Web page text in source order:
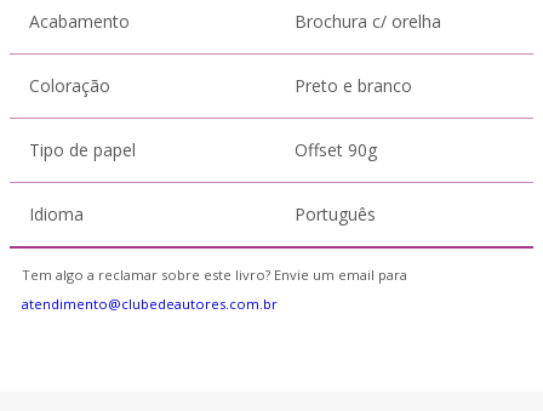
Acabamento Brochura c/ orelha
Coloração Preto e branco
Tipo de papel Offset 90g
Idioma Português
Tem algo a reclamar sobre este livro? Envie um email para
atendimento@clubedeautores.com.br